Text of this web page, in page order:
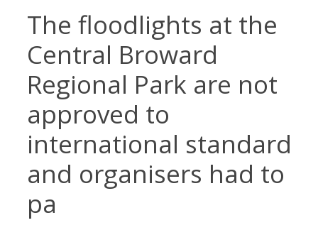
The floodlights at the
Central Broward
Regional Park are not
approved to
international standard
and organisers had to
pa